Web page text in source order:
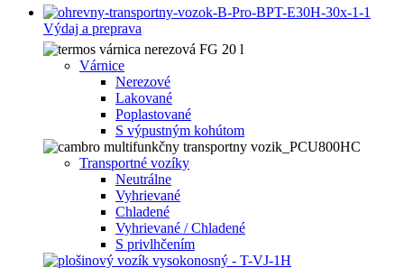
Výdaj a preprava
Várnice
Nerezové
Lakované
Poplastované
S výpustným kohútom
Transportné vozíky
Neutrálne
Vyhrievané
Chladené
Vyhrievané / Chladené
S privlhčením